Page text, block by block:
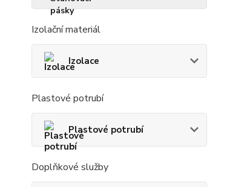
Izolační materiál
Izolace
Plastové potrubí
Plastové potrubí
Doplňkové služby